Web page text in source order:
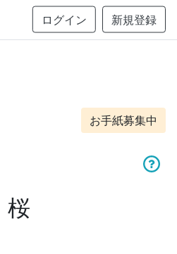
ログイン 新規登録
お手紙募集中
桜